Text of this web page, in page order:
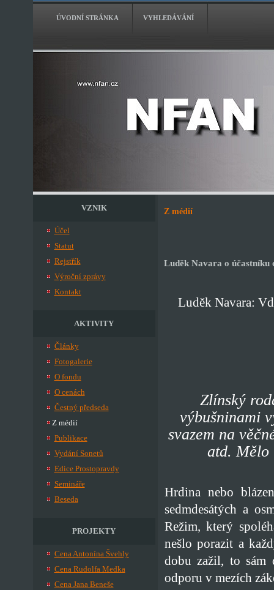
ÚVODNÍ STRÁNKA VYHLEDÁVÁNÍ
VZNIK
Účel
Statut
Rejstřík
Výroční zprávy
Kontakt
AKTIVITY
Články
Fotogalerie
O fondu
O cenách
Čestný předseda
Z médií
Publikace
Vydání Sonetů
Edice Prostopravdy
Semináře
Beseda
PROJEKTY
Cena Antonína Švehly
Cena Rudolfa Medka
Cena Jana Beneše
Z médií
Luděk Navara o účastníku
Luděk Navara:
Zlínský
výbušninami
svazem na
atd. Mělo
Hrdina nebo
sedmdesátých a
Režim, který
nešlo porazit a
dobu zažil, to
odporu v mezích